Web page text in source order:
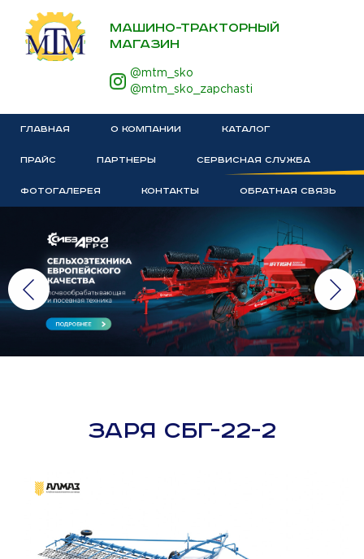
МАШИНО-ТРАКТОРНЫЙ
МАГАЗИН
@mtm_sko
@mtm_sko_zapchasti
ГЛАВНАЯ О КОМПАНИИ КАТАЛОГ
ПРАЙС ПАРТНЕРЫ СЕРВИСНАЯ СЛУЖБА
ФОТОГАЛЕРЕЯ КОНТАКТЫ ОБРАТНАЯ СВЯЗЬ
ЗАРЯ СБГ-22-2